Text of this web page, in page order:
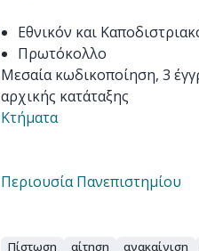
Εθνικόν και
Πρωτόκολλο
Μεσαία κωδικοποίηση, 3
αρχικής κατάταξης
Κτήματα
Περιουσία Πανεπιστημίου
Πίστωση αίτηση ανακαίνιση